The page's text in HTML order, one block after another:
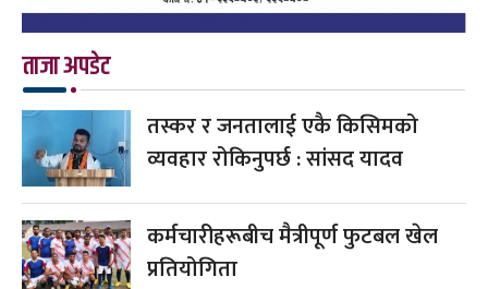
ताजा अपडेट
तस्कर र जनतालाई एकै किसिमको
व्यवहार रोकिनुपर्छ : सांसद यादव
कर्मचारीहरूबीच मैत्रीपूर्ण फुटबल खेल
प्रतियोगिता